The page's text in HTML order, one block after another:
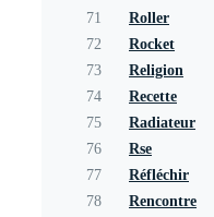
71
Roller
72
Rocket
73
Religion
74
Recette
75
Radiateur
76
Rse
77
Réfléchir
78
Rencontre